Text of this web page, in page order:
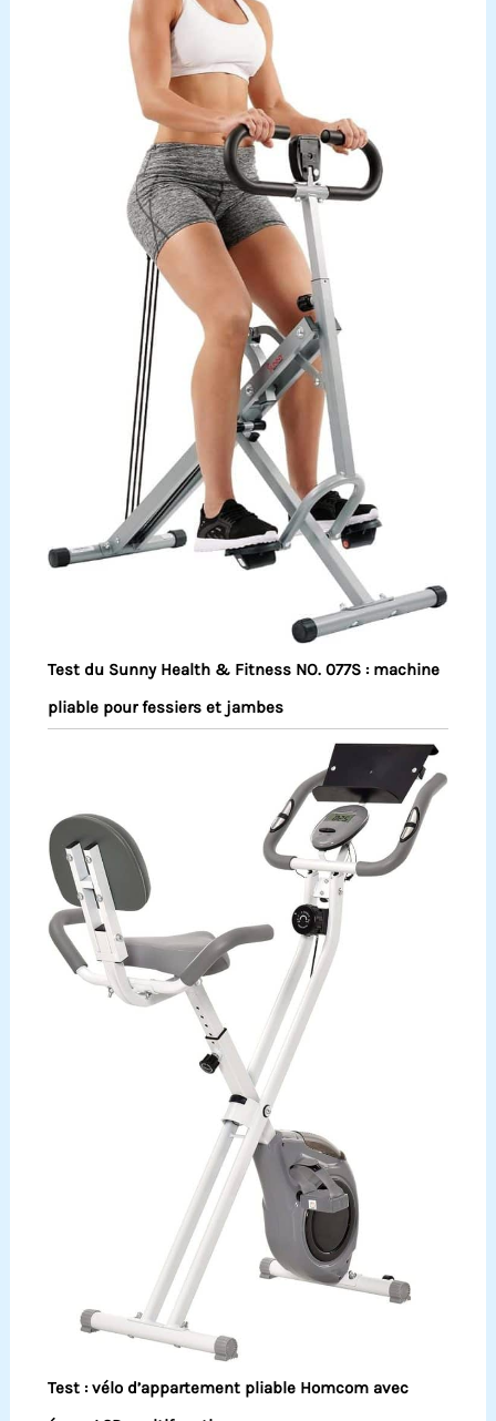
Test du Sunny Health & Fitness NO. 077S : machine
pliable pour fessiers et jambes
Test : vélo d’appartement pliable Homcom avec